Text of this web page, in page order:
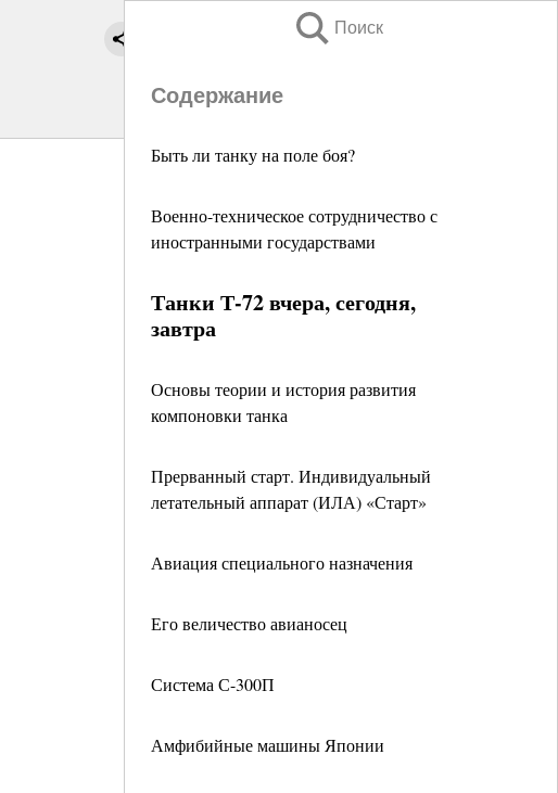
Поиск
Содержание
Быть ли танку на поле боя?
Военно-техническое сотрудничество с
иностранными государствами
Танки Т-72 вчера, сегодня,
завтра
Основы теории и история развития
компоновки танка
Прерванный старт. Индивидуальный
летательный аппарат (ИЛА) «Старт»
Авиация специального назначения
Его величество авианосец
Система С-300П
Амфибийные машины Японии